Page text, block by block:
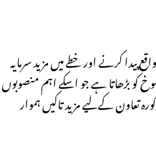
پیدا کرنے اور خطے میں مزید سرمایہ
کو بڑھاتا ہے جو اسکے اہم منصوبوں
تعاون کےلیے مزید تاکیں ہموار